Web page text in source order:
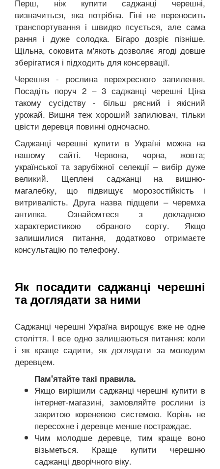
Перш, ніж купити саджанці черешні,
визначиться, яка потрібна. Гіні не переносить
транспортування і швидко псується, але сама
рання і дуже солодка. Бігаро дозріє пізніше.
Щільна, соковита м'якоть дозволяє ягоді довше
зберігатися і підходить для консервації.
Черешня - рослина перехресного запилення.
Посадіть поруч 2 – 3 саджанці черешні Ціна
такому сусідству - більш рясний і якісний
урожай. Вишня теж хороший запилювач, тільки
цвісти деревця повинні одночасно.
Саджанці черешні купити в Україні можна на
нашому сайті. Червона, чорна, жовта;
української та зарубіжної селекції – вибір дуже
великий. Щеплені саджанці на вишню-
магалебку, що підвищує морозостійкість і
витривалість. Друга назва підщепи – черемха
антипка. Ознайомтеся з докладною
характеристикою обраного сорту. Якщо
залишилися питання, додатково отримаєте
консультацію по телефону.
Як посадити саджанці черешні
та доглядати за ними
Саджанці черешні Україна вирощує вже не одне
століття. І все одно залишаються питання: коли
і як краще садити, як доглядати за молодим
деревцем.
Пам'ятайте такі правила.
Якщо вирішили саджанці черешні купити в
інтернет-магазині, замовляйте рослини із
закритою кореневою системою. Корінь не
пересохне і деревце менше постраждає.
Чим молодше деревце, тим краще воно
візьметься. Краще купити черешню
саджанці дворічного віку.